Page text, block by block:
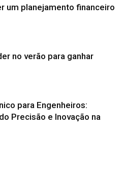
um planejamento financeiro
no verão para ganhar
para Engenheiros:
Precisão e Inovação na